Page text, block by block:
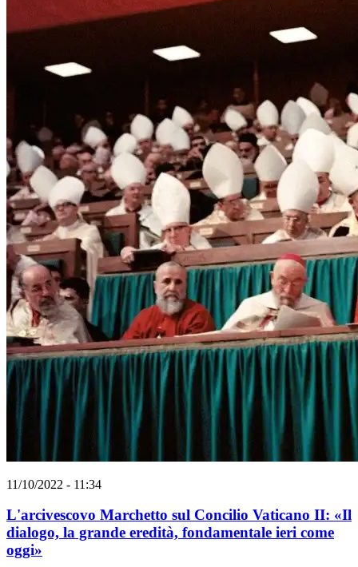
11/10/2022 - 11:34
L'arcivescovo Marchetto sul Concilio Vaticano II: «Il
dialogo, la grande eredità, fondamentale ieri come
oggi»